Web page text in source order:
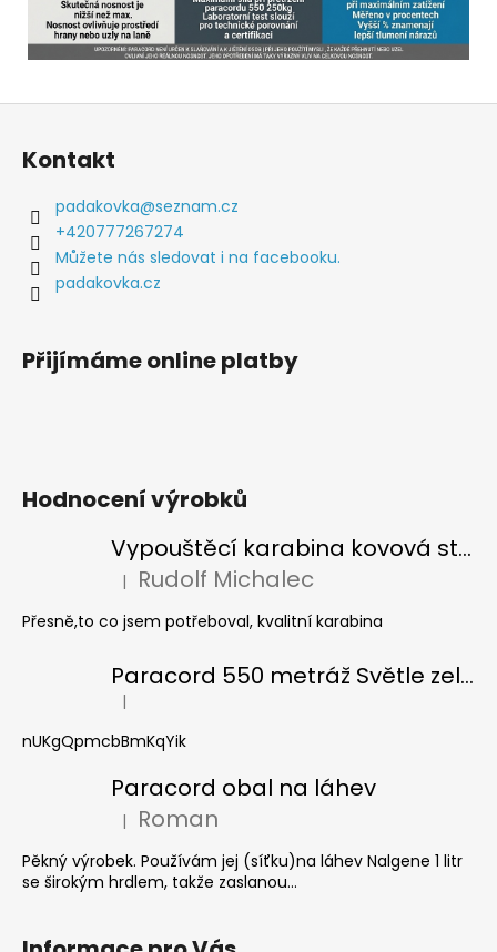
Z
Kontakt
padakovka@seznam.cz
+420777267274
Můžete nás sledovat i na facebooku.
padakovka.cz
Přijímáme online platby
Hodnocení výrobků
Vypouštěcí karabina kovová stříbrná
Hodnocení produktu je 5 z 5 hvězdiček.
| Rudolf Michalec
Přesně,to co jsem potřeboval, kvalitní karabina
Paracord 550 metráž Světle zelená
Hodnocení produktu je 5 z 5 hvězdiček.
|
nUKgQpmcbBmKqYik
Paracord obal na láhev
Hodnocení produktu je 5 z 5 hvězdiček.
| Roman
Pěkný výrobek. Používám jej (síťku)na láhev Nalgene 1 litr
se širokým hrdlem, takže zaslanou...